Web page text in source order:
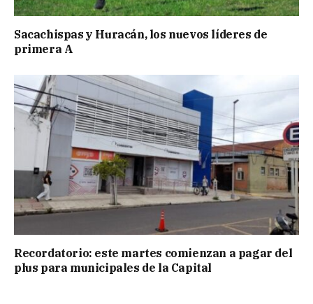
Sacachispas y Huracán, los nuevos líderes de
primera A
Recordatorio: este martes comienzan a pagar del
plus para municipales de la Capital